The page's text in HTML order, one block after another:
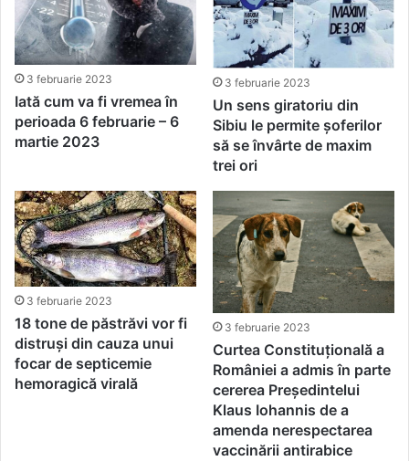
3 februarie 2023
Iată cum va fi vremea în
perioada 6 februarie – 6
martie 2023
3 februarie 2023
Un sens giratoriu din
Sibiu le permite șoferilor
să se învârte de maxim
trei ori
3 februarie 2023
18 tone de păstrăvi vor fi
distruși din cauza unui
focar de septicemie
hemoragică virală
3 februarie 2023
Curtea Constituțională a
României a admis în parte
cererea Președintelui
Klaus Iohannis de a
amenda nerespectarea
vaccinării antirabice